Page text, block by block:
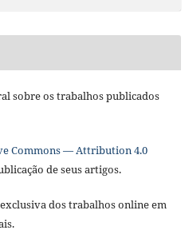
sobre os trabalhos publicados
Commons — Attribution 4.0
de seus artigos.
dos trabalhos online em